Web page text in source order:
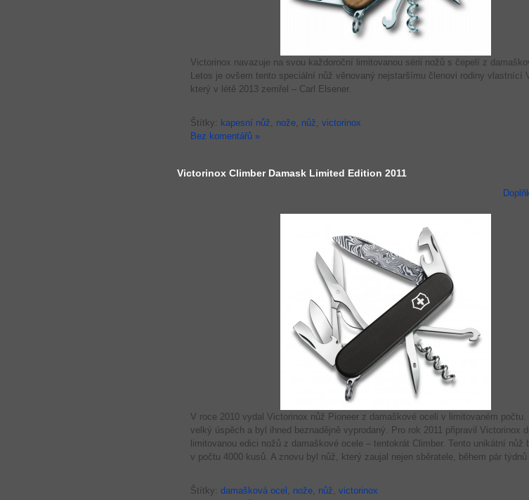
Victorinox navazuje na svou každoroční limitovanou sérii nožů s čepelí z
Letos je ovšem tento speciální nůž věnovaný nejstaršímu členovi rodiny vlastnící
který v létě 2013 zemřel – Carl Elsener.
Štítky: kapesní nůž, nože, nůž, victorinox
Bez komentářů »
Victorinox Climber Damask Limited Edition 2011
V roce 2010 vydal Victorinox nůž Pioneer z damaškové oceli v limitovaném počtu.
velký úspěch a byl ihned beznadějně vyprodaný. Pro rok 2011 připravil Victorinox
limitovanou edici nožů z damaškové ocele – tentokrát Climber. Tento unikátní nůž
v počtu 4000 kusů. A znovu byl nůž, který zaujal nejen sběratele, během pár týdnů
Štítky: damašková ocel , nože, nůž, victorinox